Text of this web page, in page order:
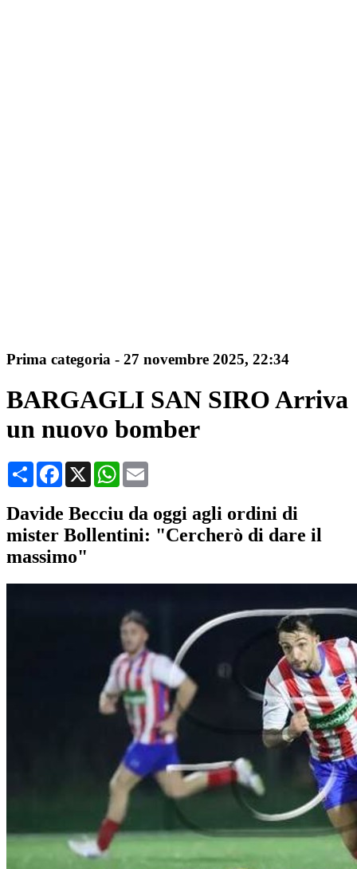
Prima categoria - 27 novembre 2025, 22:34
BARGAGLI SAN SIRO Arriva
un nuovo bomber
CondividiFacebook
X WhatsApp
Davide Becciu da oggi agli ordini di
mister Bollentini: "Cercherò di dare il
massimo"